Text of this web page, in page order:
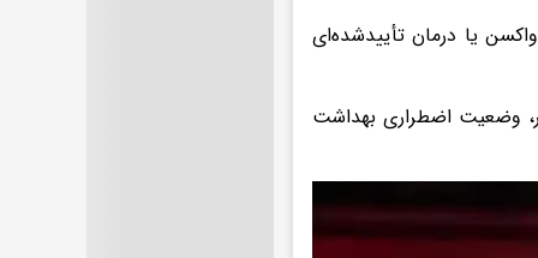
یا درمان تأییدشده‌ای
وضعیت اضطراری بهداشت